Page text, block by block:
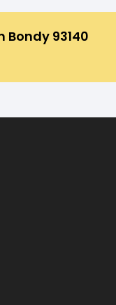
Bondy 93140